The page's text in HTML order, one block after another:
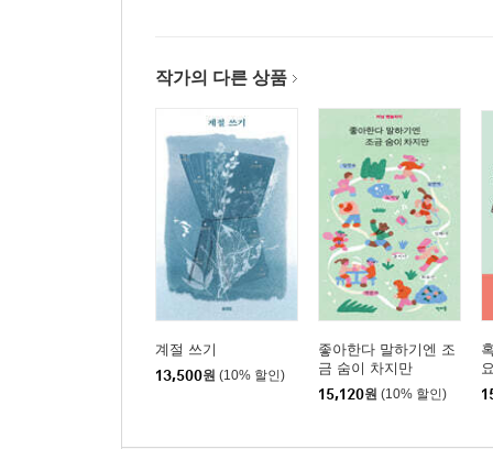
작가의 다른 상품
계절 쓰기
13,500원 (10% 할인)
좋아한다 말하기엔 조
금 숨이 차지만
15,120원 (10% 할인)